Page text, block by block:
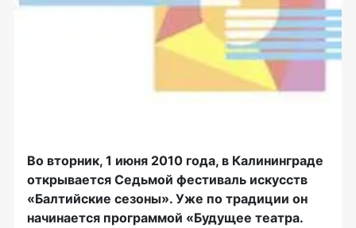
Во вторник, 1 июня 2010 года, в Калининграде
открывается Седьмой фестиваль искусств
«Балтийские сезоны». Уже по традиции он
начинается программой «Будущее театра.